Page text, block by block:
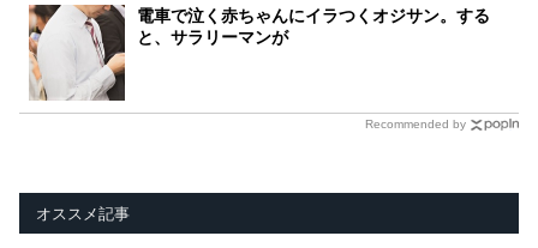
電車で泣く赤ちゃんにイラつくオジサン。する
と、サラリーマンが
Recommended by
オススメ記事